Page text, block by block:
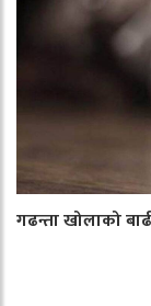
गढन्ता खोलाको